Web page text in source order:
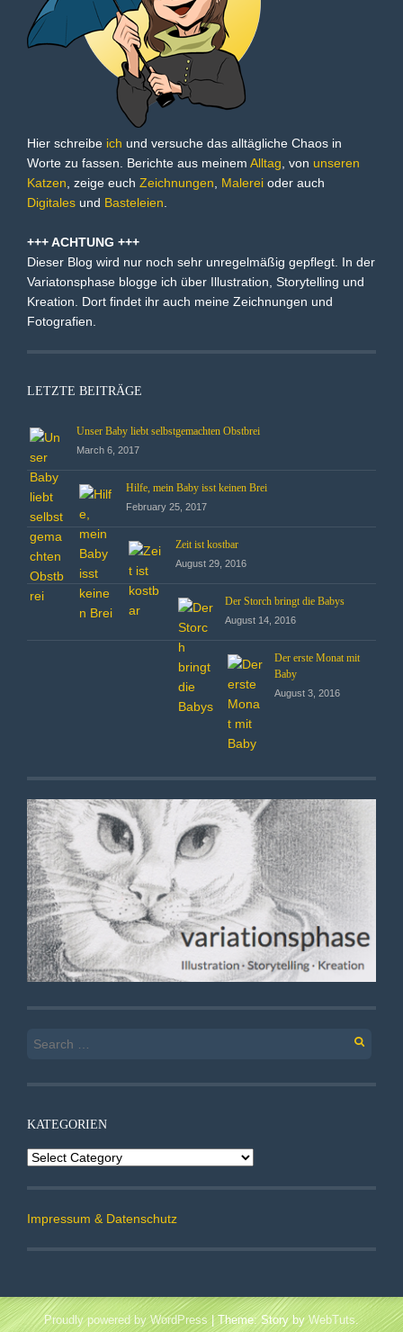
Hier schreibe ich und versuche das alltägliche Chaos in
Worte zu fassen. Berichte aus meinem Alltag , von unseren
Katzen , zeige euch Zeichnungen Malerei oder auch
Digitales und Basteleien
+++ ACHTUNG +++
Dieser Blog wird nur noch sehr unregelmäßig gepflegt. In der
Variatonsphase blogge ich über Illustration, Storytelling und
Kreation. Dort findet ihr auch meine Zeichnungen und
Fotografien.
LETZTE BEITRÄGE
Unser Baby liebt selbstgemachten Obstbrei
March 6, 2017
Hilfe, mein Baby isst keinen Brei
February 25, 2017
Zeit ist kostbar
August 29, 2016
Der Storch bringt die Babys
August 14, 2016
Der erste Monat mit
Baby
August 3, 2016
Search
KATEGORIEN
Kategorien
Impressum & Datenschutz
Proudly powered by WordPress | Theme: Story byWebTuts